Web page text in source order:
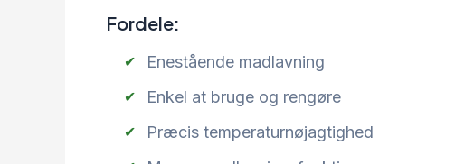
Fordele:
Enestående madlavning
Enkel at bruge og rengøre
Præcis temperaturnøjagtighed